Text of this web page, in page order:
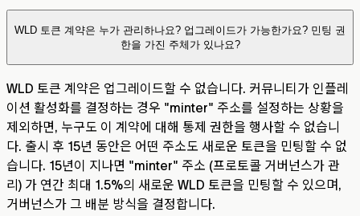
WLD 토큰 계약은 누가 관리하나요? 업그레이드가 가능한가요? 민팅 권
한을 가진 주체가 있나요?
WLD 토큰 계약은 업그레이드할 수 없습니다. 커뮤니티가 인플레
이션 활성화를 결정하는 경우 "minter" 주소를 설정하는 상황을
제외하면, 누구도 이 계약에 대해 통제 권한을 행사할 수 없습니
다. 출시 후 15년 동안은 어떤 주소도 새로운 토큰을 민팅할 수 없
습니다. 15년이 지나면 "minter" 주소 (프로토콜 거버넌스가 관
리) 가 연간 최대 1.5%의 새로운 WLD 토큰을 민팅할 수 있으며,
거버넌스가 그 배분 방식을 결정합니다.